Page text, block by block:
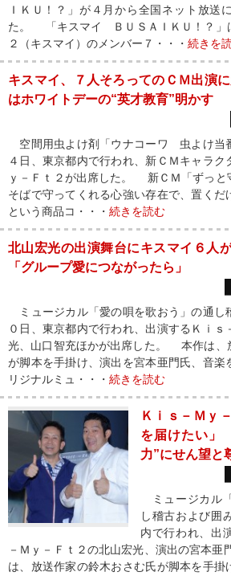
ＩＫＵ！？」が４月から全国ネット放送
た。 「キスマイ ＢＵＳＡＩＫＵ！？」
２（キスマイ）のメンバー７・・・ 続きを
キスマイ、７人そろってのＣＭ出演
はホワイトデーの“英才教育”明かす
空間用虫よけ剤「ウナコーワ 虫よけ当
４日、東京都内で行われ、新ＣＭキャラク
ｙ－Ｆｔ２が出席した。 新ＣＭ「ずっと
そばで守ってくれる心強い存在で、置くだ
という商品コ・・・ 続きを読む
北山宏光の出演舞台にキスマイ６人
「グループ愛につながったら」
ミュージカル「愛の唄を歌おう」の通し
０日、東京都内で行われ、出演するＫｉ
光、山口智充ほかが出席した。 本作は、
が脚本を手掛け、演出を宮本亜門氏、音楽
リジナルミュ・・・ 続きを読む
Ｋｉｓ－Ｍｙ
を届けたい」
力”にせん望と
ミュージカル
し稽古および囲
内で行われ、出
－Ｍｙ－Ｆｔ２の北山宏光、演出の宮本
は、放送作家の鈴木おさむ氏が脚本を手掛